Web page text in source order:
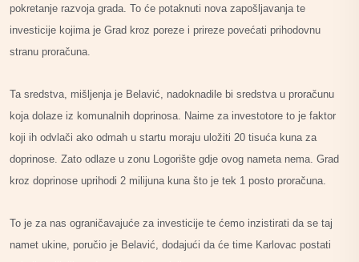
pokretanje razvoja grada. To će potaknuti nova zapošljavanja te
investicije kojima je Grad kroz poreze i prireze povećati prihodovnu
stranu proračuna.
Ta sredstva, mišljenja je Belavić, nadoknadile bi sredstva u proračunu
koja dolaze iz komunalnih doprinosa. Naime za investotore to je faktor
koji ih odvlači ako odmah u startu moraju uložiti 20 tisuća kuna za
doprinose. Zato odlaze u zonu Logorište gdje ovog nameta nema. Grad
kroz doprinose uprihodi 2 milijuna kuna što je tek 1 posto proračuna.
To je za nas ograničavajuće za investicije te ćemo inzistirati da se taj
namet ukine, poručio je Belavić, dodajući da će time Karlovac postati